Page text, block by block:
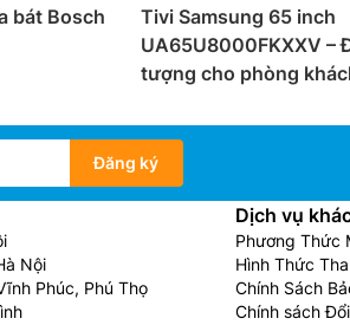
bát Bosch
Tivi Samsung 65 inch
UA65U8000FKXXV –
tượng cho phòng
Đăng ký
Nội
Phúc, Phú Thọ
Dịch vụ
Phương Thức
Hình Thức
Chính Sách
Chính sách